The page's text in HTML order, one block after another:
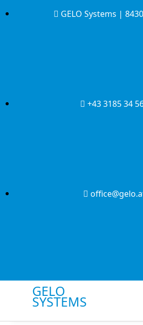
GELO Systems |
+43 3185 34
GELO
SYSTEMS